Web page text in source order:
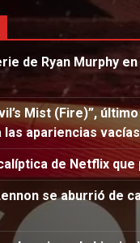
de Ryan Murphy
Mist (Fire)”,
apariencias
de Netflix
se aburrió de